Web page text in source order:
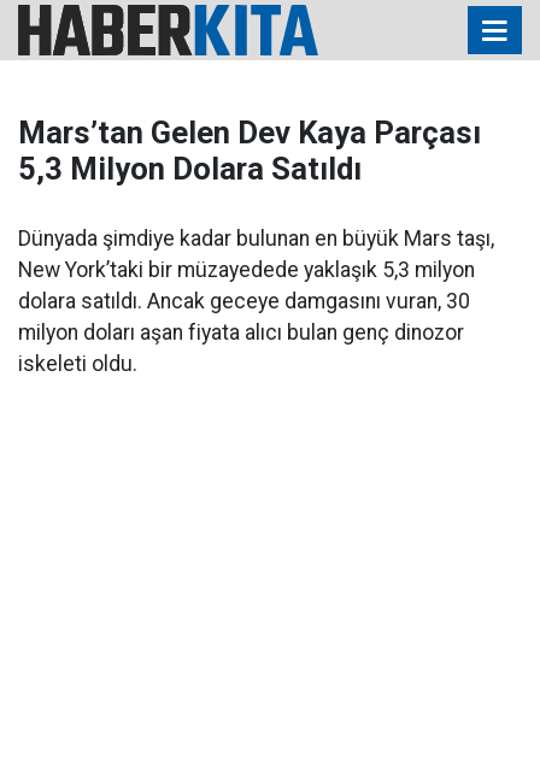
Mars’tan Gelen Dev Kaya Parçası
5,3 Milyon Dolara Satıldı
Dünyada şimdiye kadar bulunan en büyük Mars taşı,
New York’taki bir müzayedede yaklaşık 5,3 milyon
dolara satıldı. Ancak geceye damgasını vuran, 30
milyon doları aşan fiyata alıcı bulan genç dinozor
iskeleti oldu.